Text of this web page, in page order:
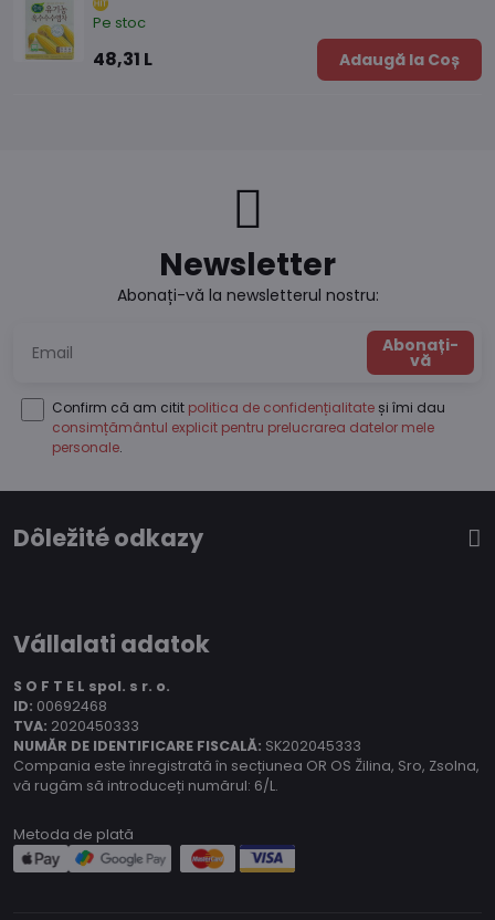
Pe stoc
48,31 L Adaugă la Coș
Newsletter
Abonați-vă la newsletterul nostru:
Abonați-
vă
Confirm că am citit politica de confidențialitate și îmi dau
consimțământul explicit pentru prelucrarea datelor mele
personale.
Dôležité odkazy
Vállalati adatok
S O F T E L spol. s r. o.
ID: 00692468
TVA: 2020450333
NUMĂR DE IDENTIFICARE FISCALĂ: SK202045333
Compania este înregistrată în secțiunea OR OS Žilina, Sro, Zsolna,
vă rugăm să introduceți numărul: 6/L.
Metoda de plată